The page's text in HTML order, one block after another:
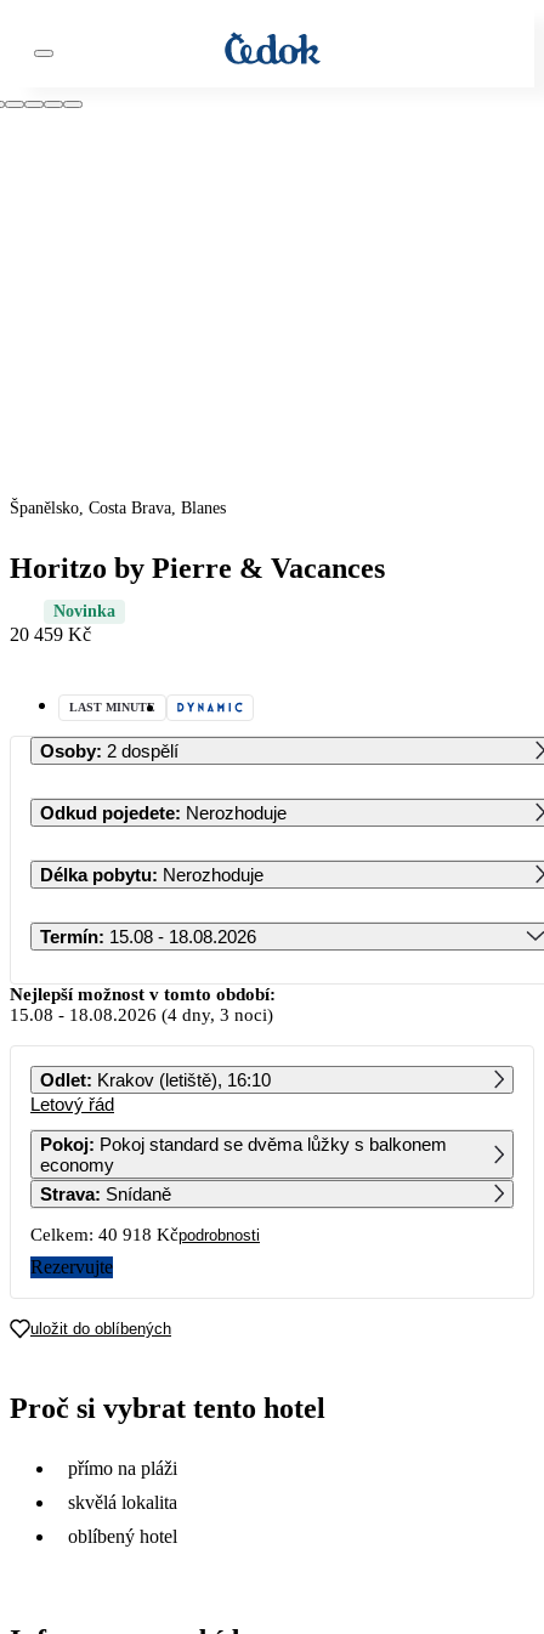
Španělsko, Costa Brava, Blanes
Horitzo by Pierre & Vacances
Novinka
20 459 Kč
LAST MINUTE
Osoby: 2 dospělí
Odkud pojedete: Nerozhoduje
Délka pobytu: Nerozhoduje
Termín: 15.08 - 18.08.2026
Srpen 2026
PO ÚT ST ČT PÁ SO NE
3 4 5 6 7 8 9
10 11 12
17
20 499
18
20 639
19 20 21 22 23
Nejlepší možnost v tomto období:
15.08 - 18.08.2026 (4 dny, 3 noci)
Odlet: Krakov (letiště), 16:10
Letový řád
Pokoj: Pokoj standard se dvěma lůžky s balkonem
economy
Strava: Snídaně
Celkem: 40 918 Kčpodrobnosti
Rezervujte
uložit do oblíbených
Proč si vybrat tento hotel
přímo na pláži
skvělá lokalita
oblíbený hotel